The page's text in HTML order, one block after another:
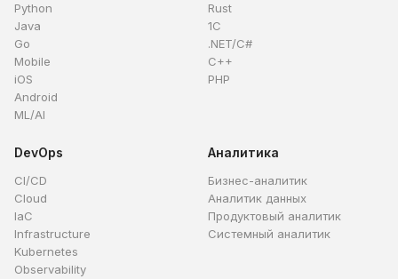
Python
Java
Go
Mobile
iOS
Android
ML/AI
Rust
1C
.NET/C#
C++
PHP
DevOps
CI/CD
Cloud
IaC
Infrastructure
Kubernetes
Observability
Аналитика
Бизнес-аналитик
Аналитик данных
Продуктовый аналитик
Системный аналитик